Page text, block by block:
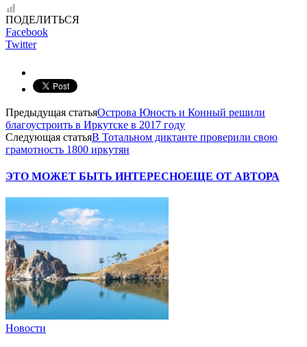
ПОДЕЛИТЬСЯ
Facebook
Twitter
Предыдущая статьяОстрова Юность и Конный решили
благоустроить в Иркутске в 2017 году
Следующая статьяВ Тотальном диктанте проверили свою
грамотность 1800 иркутян
ЭТО МОЖЕТ БЫТЬ ИНТЕРЕСНОЕЩЕ ОТ АВТОРА
Новости